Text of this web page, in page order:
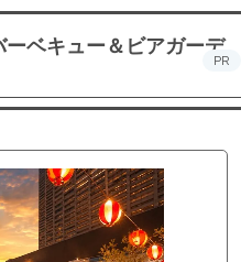
ベキュー＆ビアガーデ
PR